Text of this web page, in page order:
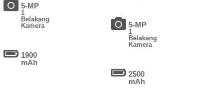
5-MP
1
Belakang
Kamera
1900
mAh
5-MP
1
Belakang
Kamera
2500
mAh